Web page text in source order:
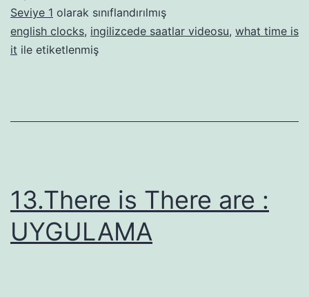
Seviye 1 olarak sınıflandırılmış
english clocks, ingilizcede saatlar videosu, what time is
it ile etiketlenmiş
13.There is There are :
UYGULAMA